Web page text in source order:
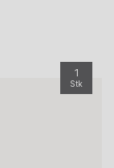
1
Stk